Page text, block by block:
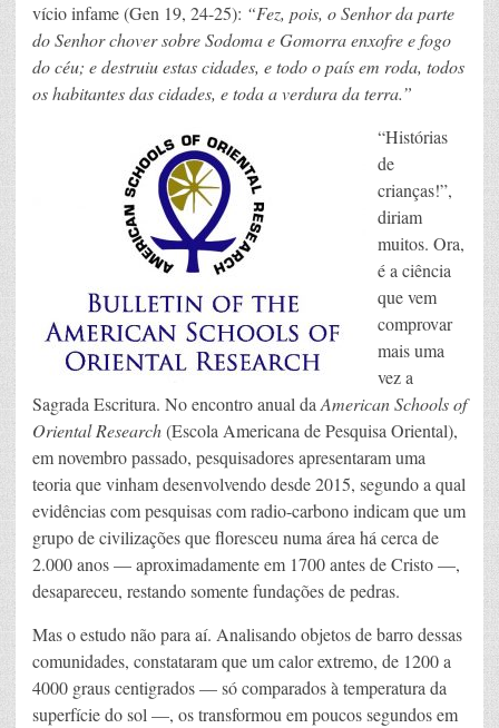
vício infame (Gen 19, 24-25): “Fez, pois, o Senhor da parte
do Senhor chover sobre Sodoma e Gomorra enxofre e fogo
do céu; e destruiu estas cidades, e todo o país em roda, todos
os habitantes das cidades, e toda a verdura da terra.”
“Histórias
de
crianças!”,
diriam
muitos. Ora,
é a ciência
que vem
comprovar
mais uma
vez a
Sagrada Escritura. No encontro anual daAmerican Schools of
Oriental Research(Escola Americana de Pesquisa Oriental),
em novembro passado, pesquisadores apresentaram uma
teoria que vinham desenvolvendo desde 2015, segundo a qual
evidências com pesquisas com radio-carbono indicam que um
grupo de civilizações que floresceu numa área há cerca de
2.000 anos — aproximadamente em 1700 antes de Cristo —,
desapareceu, restando somente fundações de pedras.
Mas o estudo não para aí. Analisando objetos de barro dessas
comunidades, constataram que um calor extremo, de 1200 a
4000 graus centigrados — só comparados à temperatura da
superfície do sol —, os transformou em poucos segundos em